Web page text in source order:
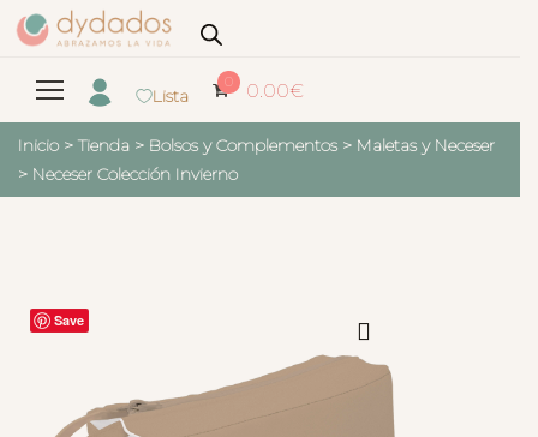
Lista
0 0.00€
Inicio > Tienda > Bolsos y Complementos > Maletas y Neceser
> Neceser Colección Invierno
Save